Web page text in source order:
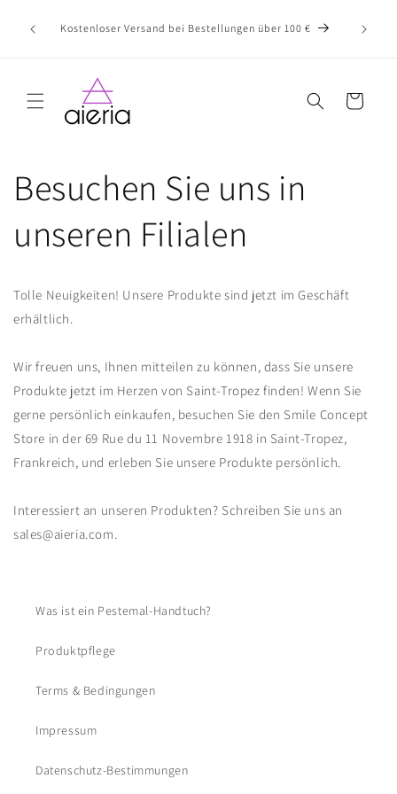
InhaltKostenloser Versand bei Bestellungen über 100 € Tolle
Warenkorb
Besuchen Sie uns in
unseren Filialen
Tolle Neuigkeiten! Unsere Produkte sind jetzt im Geschäft
erhältlich.
Wir freuen uns, Ihnen mitteilen zu können, dass Sie unsere
Produkte jetzt im Herzen von Saint-Tropez finden! Wenn Sie
gerne persönlich einkaufen, besuchen Sie den Smile Concept
Store in der 69 Rue du 11 Novembre 1918 in Saint-Tropez,
Frankreich, und erleben Sie unsere Produkte persönlich.
Interessiert an unseren Produkten? Schreiben Sie uns an
sales@aieria.com.
Was ist ein Pestemal-Handtuch?
Produktpflege
Terms & Bedingungen
Impressum
Datenschutz-Bestimmungen